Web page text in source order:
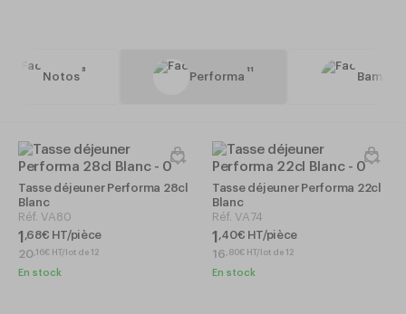
Notos3 Performa 11 Bama
Tasse déjeuner Performa 28cl
Blanc
Réf. VA80
1 ,68€ HT/pièce
20,16€ HT/lot de 12
En stock
Tasse déjeuner Performa 22cl
Blanc
Réf. VA74
1 ,40€ HT/pièce
16 , 80€ HT/lot de 12
En stock